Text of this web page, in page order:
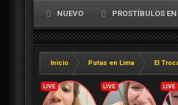
NUEVO PROSTÍBULOS
Inicio Putas en Lima El